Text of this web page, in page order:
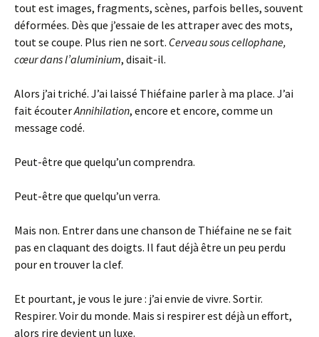
tout est images, fragments, scènes, parfois belles, souvent
déformées. Dès que j’essaie de les attraper avec des mots,
tout se coupe. Plus rien ne sort. Cerveau sous cellophane,
cœur dans l’aluminium, disait-il.
Alors j’ai triché. J’ai laissé Thiéfaine parler à ma place. J’ai
fait écouterAnnihilation, encore et encore, comme un
message codé.
Peut-être que quelqu’un comprendra.
Peut-être que quelqu’un verra.
Mais non. Entrer dans une chanson de Thiéfaine ne se fait
pas en claquant des doigts. Il faut déjà être un peu perdu
pour en trouver la clef.
Et pourtant, je vous le jure : j’ai envie de vivre. Sortir.
Respirer. Voir du monde. Mais si respirer est déjà un effort,
alors rire devient un luxe.